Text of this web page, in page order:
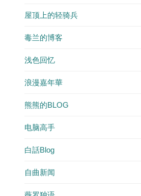
屋顶上的轻骑兵
毒兰的博客
浅色回忆
浪漫嘉年華
熊熊的BLOG
电脑高手
白話Blog
自曲新闻